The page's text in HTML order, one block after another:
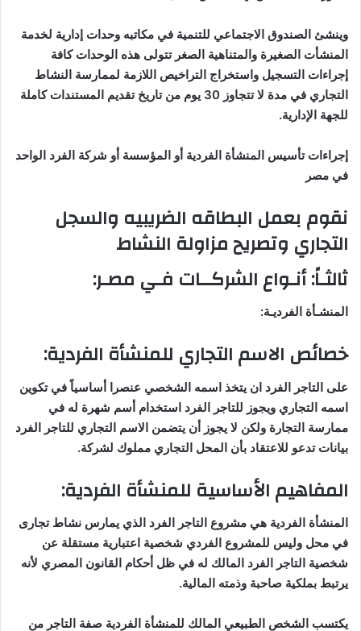
وينشئ الصندوق الاجتماعي للتنمية في مكاتبه وحدات إدارية لخدمة
المنشأت الصغيرة والمتناهية الصغر تتولى هذه الوحدات كافة
إجراءات التسجيل واستخراج التراخيص اللازمة لممارسة النشاط
التجاري في مدة لا تتجاوز 30 يوم من تاريخ تقديم المستندات كاملة
للجهة الإدارية.
إجراءات تأسيس المنشأة الفردية أو المؤسسة أو شركة الفرد الواحد
في مصر
نقوم بعمل البطاقه الضريبيه والسجل
التجاري وتصريح مزاولة النشاط
ثالثـاً: أنـواع الشركــات فـي مصـر:
المنشـأة الفرديـة:
خصائص الاسم التجاري للمنشأة الفردية:
على التاجر الفرد ان يتخذ اسمه الشخصي عنصرا أساسياً في تكوين
اسمه التجاري ويجوز للتاجر الفرد استخدام أسم شهرة له في
ممارسة التجارة ولكن لا يجوز أن يتضمن الاسم التجاري للتاجر الفرد
بيانات تدعو للاعتقاد بأن المحل التجاري مملوك لشركة.
المفاهيم الأساسية للمنشأة الفردية:
المنشأة الفردية هي مشروع التاجر الفرد الذي يمارس نشاط تجارى
في محل وليس للمشروع الفردي شخصية اعتبارية مستقلة عن
شخصية التاجر الفرد المالك له في ظل أحكام القانون المصري لأنه
يرتبط بملكية صاحبة وذمته المالية.
يكتسب الشخص الطبيعي المالك للمنشأة الفردية صفة التاجر من